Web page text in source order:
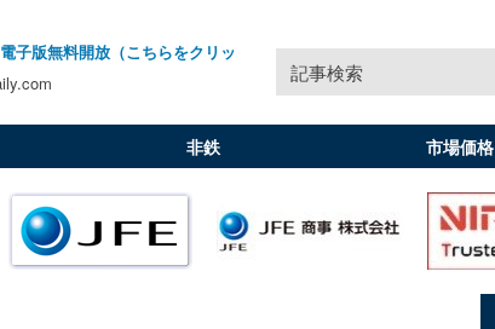
子版無料開放（こちらをクリッ
記事検索
非鉄 市場価格